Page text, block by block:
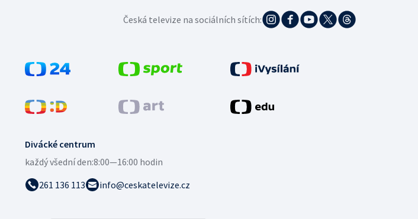
Divácké centrum
každý všední den:8:00—16:00 hodin
261 136 113
info@ceskatelevize.cz
Česká televize na sociálních sítích: